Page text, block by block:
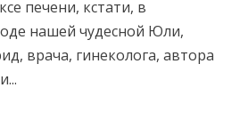
печени, кстати, в
нашей чудесной Юли,
врача, гинеколога, автора